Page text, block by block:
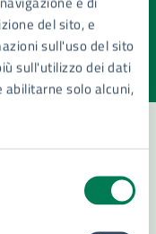
del sito, e
sull'uso del sito
sull'utilizzo dei dati
abilitarne solo alcuni,
a 5 stelle)la chiarezza delle